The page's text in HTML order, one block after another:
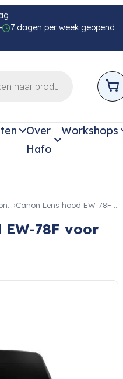
7 dagen per week geopend
Over
Hafo
Workshops
Filters en Zonnekappen Canon Lens hood EW-78F voor RF 24-240
EW-78F voor